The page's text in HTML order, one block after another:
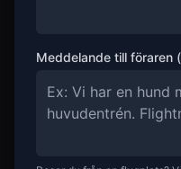
Meddelande till föraren